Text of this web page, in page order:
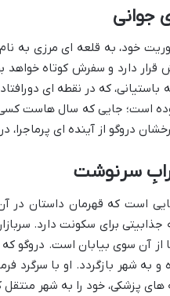
جوانی
خود، به قلعه ای مرزی به
قرار دارد و سفرش کوتاه
که در نقطه ای
است؛ جایی که سال هاست
دروگو از آینده ای پرماجرا،
سرنوشت
است که قهرمان داستان در
برای سکونت دارد.
از آن سوی بیابان است. دروگو
به شهر بازگردد. او با سرگرد
های پزشکی، خود را به شهر منتقل